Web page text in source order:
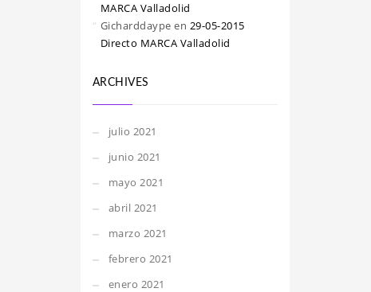
MARCA Valladolid
Gicharddaype en 29-05-2015
Directo MARCA Valladolid
ARCHIVES
julio 2021
junio 2021
mayo 2021
abril 2021
marzo 2021
febrero 2021
enero 2021